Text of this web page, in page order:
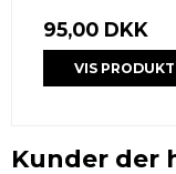
95,00 DKK
VIS PRODUKT
Kunder der